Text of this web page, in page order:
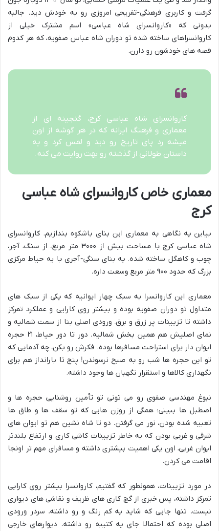
گرفت و کاربری فرهنگی-تفریحی امروزی رو به خودش دید. جالبه
بدونی که «کاروانسرای شاه عباسی» اسم مشترک خیلی از
کاروانسراهای ساخته شده تو دوران شاه عباس صفویه، که هر کدوم
قصه های خودشون رو دارن.
کاروانسرای شاه عباسی کرج، گنجینه ای از
معماری و فرهنگ ایرانه که در هر گوشه از اون
میشه رد پای تاریخ رو دید و لمس کرد و یه
داستان طولانی از گذشته رو بهت روایت می کنه.
معماری خاص کاروانسرای شاه عباسی
کرج
بیاین یه نگاهی به معماری این بنای باشکوه بندازیم. کاروانسرای
شاه عباسی کرج با مساحت بیش از ۳۰۰۰ متر مربع، از سنگ، آجر،
چوب و کاهگل ساخته شده. یه بنای سنگی-آجری با یه حیاط مرکزی
بزرگ که حدود ۹۰۰ متر مربع وسعت داره.
معماری این کاروانسرا به سبک چهار ایوانیه که یکی از سبک های
متداول تو دوران صفویه بوده و بیشتر روی کارایی و عملکرد تمرکز
داشته تا تزیینات پر زرق و برق. ورودی اصلی بنا از سمت شمالیه و
نمای اصلیش هم همین بخش شمالیه. دور تا دور حیاط، ۲۱ حجره
ایوان دار برای استراحت مسافرها بوده. فکرش رو بکن، چه آدمایی که
تو این حجره ها شب رو به صبح نرسوندن! پنج تا بارانداز هم برای
نگهداری کالاها و استقرار نگهبان ها وجود داشته.
نبوغ مهندسی صفوی رو می تونی تو تأمین روشنایی حجره ها و
اصطبل ها ببینی؛ همگی از روزن هایی که تو سقف ها و طاق ها
تعبیه شده بودن، نور می گرفتن. دو تا شاه نشین هم تو ایوان های
شرقی و غربی بودن که به خاطر تزیینات کاشی کاری و ارتفاع بلندتر
ایوان غربی، اون یکی اهمیت بیشتری داشته و مسافرای مهم تر اونجا
اقامت می کردن.
در مورد تزیینات، همونطور که گفتیم، کاروانسرا بیشتر روی کارایی
تمرکز داشته، پس خبری از گچ کاری های ظریف و نقاشی های دیواری
نیست. تنها جایی که شاید یه کم رنگ و رو داشته، سردر ورودی
اصلی بوده که احتمالا جای یه کتیبه رو داشته. دیوارهای خارجی